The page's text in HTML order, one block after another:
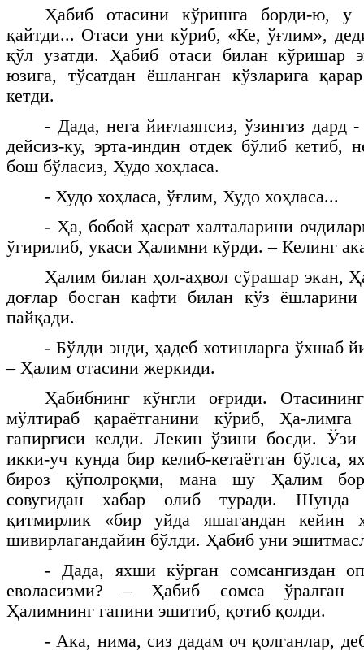
Ҳабиб отасини кўришга борди-ю, у
қайтди... Отаси уни кўриб, «Ке, ўғлим»,
қўл узатди. Ҳабиб отаси билан кўришар
юзига, тўсатдан ёшланган кўзларига
кетди.
- Дада, нега йиғлаяпсиз, ўзингиз дард
дейсиз-ку, эрта-индин отдек бўлиб кетиб,
бош бўласиз, Худо хоҳласа.
- Худо хоҳласа, ўғлим, Худо хоҳласа...
- Ҳа, бобой ҳасрат халталарини
ўгирилиб, укаси Ҳалимни кўрди. – Келинг
Ҳалим билан ҳол-аҳвол сўрашар экан,
доғлар босган кафти билан кўз
пайқади.
- Бўлди энди, ҳадеб хотинларга ўхшаб
– Ҳалим отасини жеркиди.
Ҳабибнинг кўнгли оғриди.
мўлтираб қараётганини кўриб, Ҳа-
гапиргиси келди. Лекин ўзини босди.
икки-уч кунда бир келиб-кетаётган бўлса,
бироз қўполроқми, мана шу Ҳалим
совуғидан хабар олиб туради. Шунда
қитмирлик «бир уйда яшагандан кейин
шивирлагандайин бўлди. Ҳабиб уни
- Дада, яхши кўрган сомсангиздан
еволасизми? – Ҳабиб сомса ўралган
Ҳалимнинг гапини эшитиб, қотиб қолди.
- Ака, нима, сиз дадам оч қолганлар,